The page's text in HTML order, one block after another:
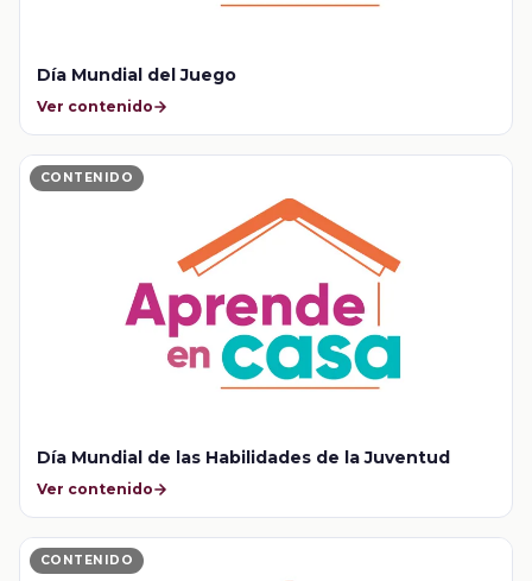
Día Mundial del Juego
Ver contenido
CONTENIDO
Día Mundial de las Habilidades de la Juventud
Ver contenido
CONTENIDO